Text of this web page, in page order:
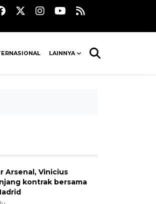
LAINNYA
Arsenal, Vinicius
kontrak bersama